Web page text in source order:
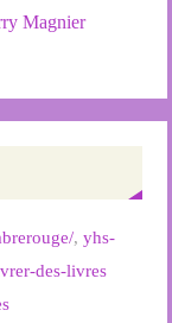
Magnier
,yhs-
des-livres